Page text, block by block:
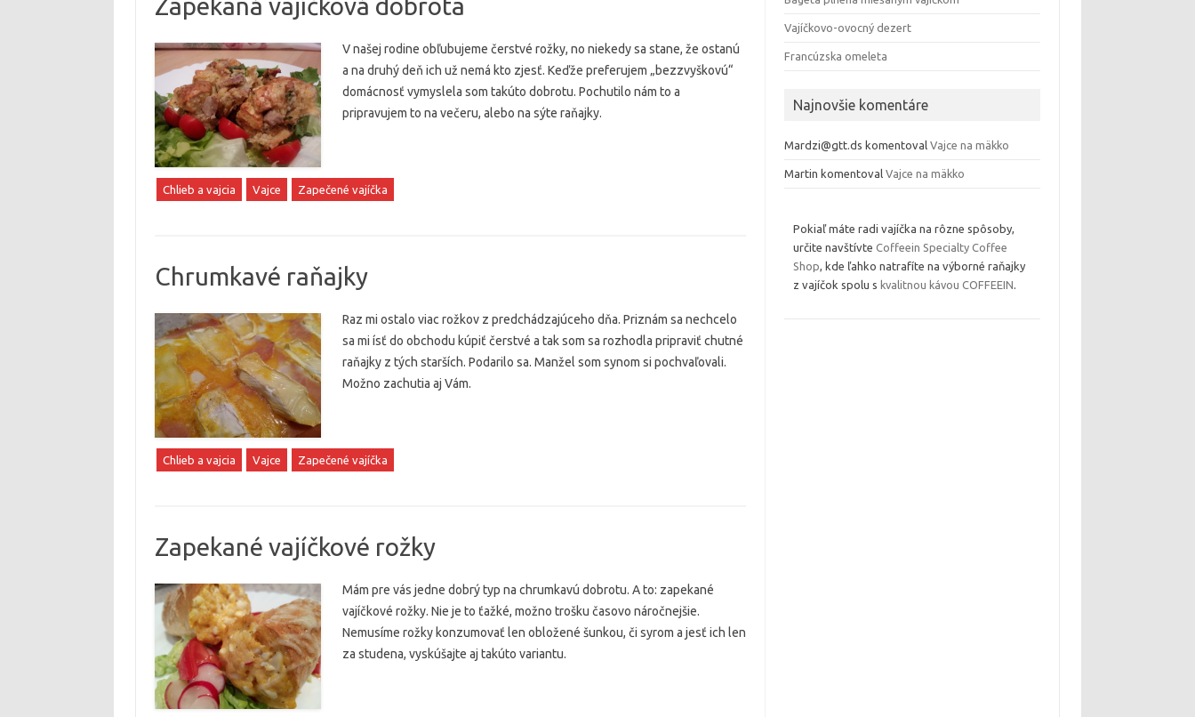
Zapekaná vajíčková dobrota
V našej rodine obľubujeme čerstvé rožky, no niekedy sa stane, že ostanú
a na druhý deň ich už nemá kto zjesť. Keďže preferujem „bezzvyškovú“
domácnosť vymyslela som takúto dobrotu. Pochutilo nám to a
pripravujem to na večeru, alebo na sýte raňajky.
Chlieb a vajcia Vajce Zapečené vajíčka
Chrumkavé raňajky
Raz mi ostalo viac rožkov z predchádzajúceho dňa. Priznám sa nechcelo
sa mi ísť do obchodu kúpiť čerstvé a tak som sa rozhodla pripraviť chutné
raňajky z tých starších. Podarilo sa. Manžel som synom si pochvaľovali.
Možno zachutia aj Vám.
Chlieb a vajcia Vajce Zapečené vajíčka
Zapekané vajíčkové rožky
Mám pre vás jedne dobrý typ na chrumkavú dobrotu. A to: zapekané
vajíčkové rožky. Nie je to ťažké, možno trošku časovo náročnejšie.
Nemusíme rožky konzumovať len obložené šunkou, či syrom a jesť ich len
za studena, vyskúšajte aj takúto variantu.
Vajíčkovo-ovocný dezert
Francúzska omeleta
Najnovšie komentáre
Mardzi@gtt.ds komentovalVajce na mäkko
Martin komentovalVajce na mäkko
Pokiaľ máte radi vajíčka na rôzne spôsoby,
určite navštívteCoffeein Specialty Coffee
Shop , kde ľahko natrafíte na výborné raňajky
z vajíčok spolu s kvalitnou kávou COFFEEIN